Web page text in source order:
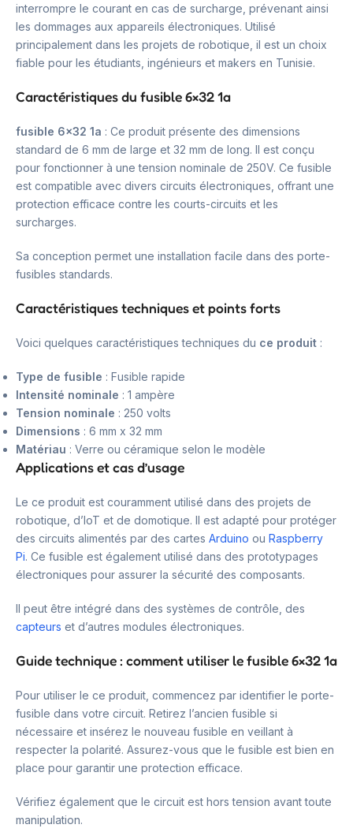
interrompre le courant en cas de surcharge, prévenant ainsi
les dommages aux appareils électroniques. Utilisé
principalement dans les projets de robotique, il est un choix
fiable pour les étudiants, ingénieurs et makers en Tunisie.
Caractéristiques du fusible 6×32 1a
fusible 6×32 1a : Ce produit présente des dimensions
standard de 6 mm de large et 32 mm de long. Il est conçu
pour fonctionner à une tension nominale de 250V. Ce fusible
est compatible avec divers circuits électroniques, offrant une
protection efficace contre les courts-circuits et les
surcharges.
Sa conception permet une installation facile dans des porte-
fusibles standards.
Caractéristiques techniques et points forts
Voici quelques caractéristiques techniques du ce produit :
Type de fusible : Fusible rapide
Intensité nominale : 1 ampère
Tension nominale : 250 volts
Dimensions : 6 mm x 32 mm
Matériau : Verre ou céramique selon le modèle
Applications et cas d’usage
Le ce produit est couramment utilisé dans des projets de
robotique, d’IoT et de domotique. Il est adapté pour protéger
des circuits alimentés par des cartes Arduino ou Raspberry
Pi. Ce fusible est également utilisé dans des prototypages
électroniques pour assurer la sécurité des composants.
Il peut être intégré dans des systèmes de contrôle, des
capteurs et d’autres modules électroniques.
Guide technique : comment utiliser le fusible 6×32 1a
Pour utiliser le ce produit, commencez par identifier le porte-
fusible dans votre circuit. Retirez l’ancien fusible si
nécessaire et insérez le nouveau fusible en veillant à
respecter la polarité. Assurez-vous que le fusible est bien en
place pour garantir une protection efficace.
Vérifiez également que le circuit est hors tension avant toute
manipulation.